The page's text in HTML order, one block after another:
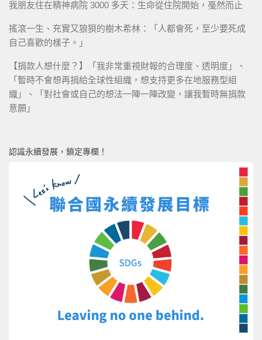
我朋友住在精神病院 3000 多天：生命從住院開始，戞然而止
搖滾一生、充實又狼狽的樹木希林：「人都會死，至少要死成
自己喜歡的樣子。」
【捐款人想什麼？】「我非常重視財報的合理度、透明度」、
「暫時不會想再捐給全球性組織，想支持更多在地服務型組
織」、「對社會或自己的想法一陣一陣改變，讓我暫時無捐款
意願」
認識永續發展，鎖定專欄！